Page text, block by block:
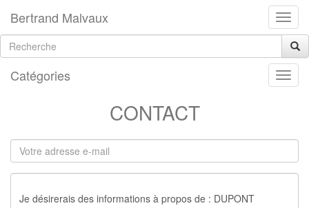
Bertrand Malvaux
Catégories
CONTACT